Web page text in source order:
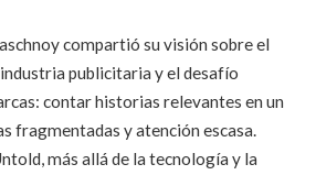
compartió su visión sobre el
publicitaria y el desafío
contar historias relevantes en un
fragmentadas y atención escasa.
más allá de la tecnología y la